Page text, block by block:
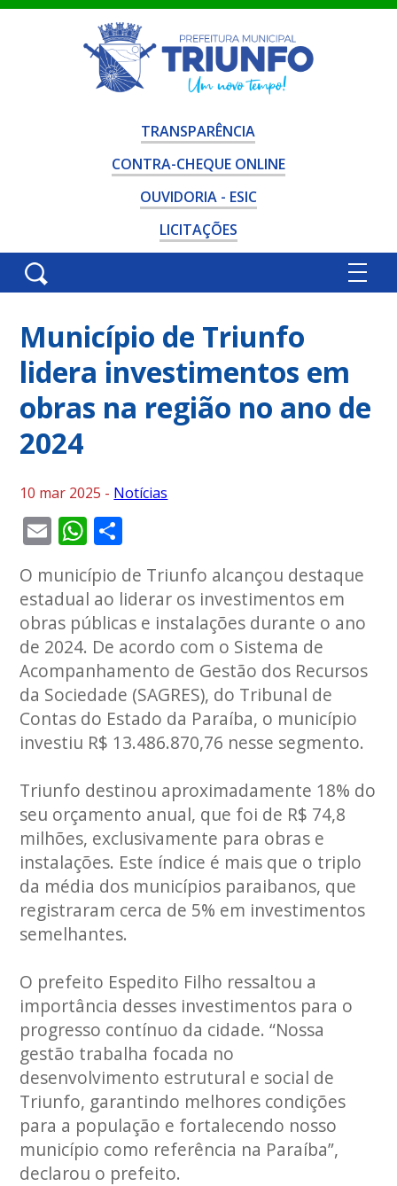
TRANSPARÊNCIA
CONTRA-CHEQUE ONLINE
OUVIDORIA - ESIC
LICITAÇÕES
Município de Triunfo
lidera investimentos em
obras na região no ano de
2024
10 mar 2025 - Notícias
EmailWhatsApp
O município de Triunfo alcançou destaque
estadual ao liderar os investimentos em
obras públicas e instalações durante o ano
de 2024. De acordo com o Sistema de
Acompanhamento de Gestão dos Recursos
da Sociedade (SAGRES), do Tribunal de
Contas do Estado da Paraíba, o município
investiu R$ 13.486.870,76 nesse segmento.
Triunfo destinou aproximadamente 18% do
seu orçamento anual, que foi de R$ 74,8
milhões, exclusivamente para obras e
instalações. Este índice é mais que o triplo
da média dos municípios paraibanos, que
registraram cerca de 5% em investimentos
semelhantes.
O prefeito Espedito Filho ressaltou a
importância desses investimentos para o
progresso contínuo da cidade. “Nossa
gestão trabalha focada no
desenvolvimento estrutural e social de
Triunfo, garantindo melhores condições
para a população e fortalecendo nosso
município como referência na Paraíba”,
declarou o prefeito.